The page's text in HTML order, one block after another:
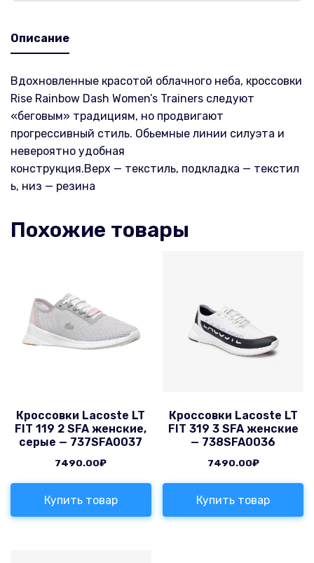
Описание
Вдохновленные красотой облачного неба, кроссовки
Rise Rainbow Dash Women’s Trainers следуют
«беговым» традициям, но продвигают
прогрессивный стиль. Обьемные линии силуэта и
невероятно удобная
конструкция.Верх — текстиль, подкладка — текстил
ь, низ — резина
Похожие товары
Кроссовки Lacoste LT
FIT 119 2 SFA женские,
серые — 737SFA0037
7490.00₽
Купить товар
Кроссовки Lacoste LT
FIT 319 3 SFA женские
— 738SFA0036
7490.00₽
Купить товар